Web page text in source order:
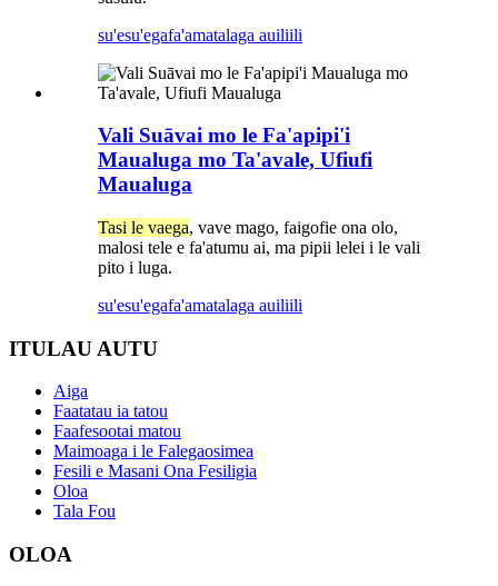
su'esu'egafa'amatalaga auiliili
Vali Suāvai mo le Fa'apipi'i
Maualuga mo Ta'avale, Ufiufi
Maualuga
Tasi le vaega, vave mago, faigofie ona olo,
malosi tele e fa'atumu ai, ma pipii lelei i le vali
pito i luga.
su'esu'egafa'amatalaga auiliili
ITULAU AUTU
Aiga
Faatatau ia tatou
Faafesootai matou
Maimoaga i le Falegaosimea
Fesili e Masani Ona Fesiligia
Oloa
Tala Fou
OLOA